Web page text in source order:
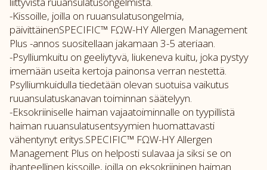
-Kissoille, joilla on ruuansulatusongelmia,
päivittäinenSPECIFIC™ FΩW-HY Allergen Management
Plus -annos suositellaan jakamaan 3-5 ateriaan.
-Psylliumkuitu on geeliytyvä, liukeneva kuitu, joka pystyy
imemään useita kertoja painonsa verran nestettä.
Psylliumkuidulla tiedetään olevan suotuisa vaikutus
ruuansulatuskanavan toiminnan säätelyyn.
-Eksokriiniselle haiman vajaatoiminnalle on tyypillistä
haiman ruuansulatusentsyymien huomattavasti
vähentynyt eritys.SPECIFIC™ FΩW-HY Allergen
Management Plus on helposti sulavaa ja siksi se on
ihanteellinen kissoille, joilla on eksokriininen haiman